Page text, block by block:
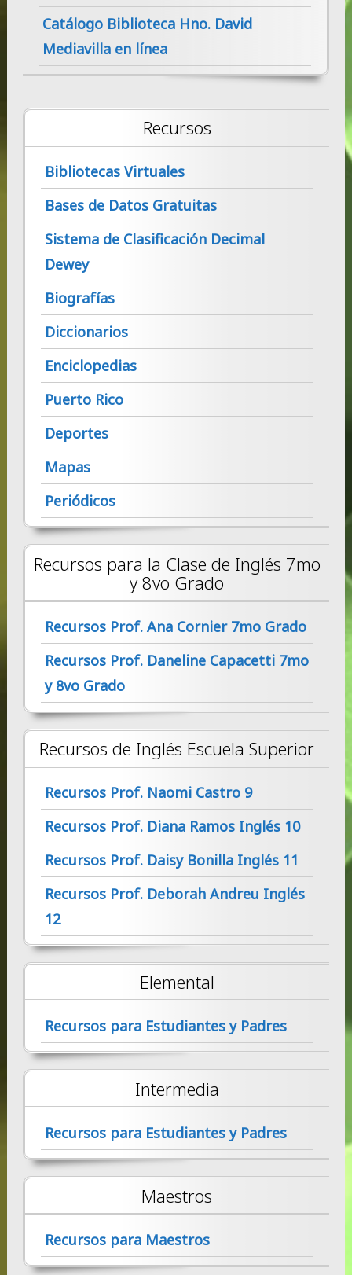
Catálogo Biblioteca Hno. David
Mediavilla en línea
Recursos
Bibliotecas Virtuales
Bases de Datos Gratuitas
Sistema de Clasificación Decimal
Dewey
Biografías
Diccionarios
Enciclopedias
Puerto Rico
Deportes
Mapas
Periódicos
Recursos para la Clase de Inglés 7mo
y 8vo Grado
Recursos Prof. Ana Cornier 7mo Grado
Recursos Prof. Daneline Capacetti 7mo
y 8vo Grado
Recursos de Inglés Escuela Superior
Recursos Prof. Naomi Castro 9
Recursos Prof. Diana Ramos Inglés 10
Recursos Prof. Daisy Bonilla Inglés 11
Recursos Prof. Deborah Andreu Inglés
12
Elemental
Recursos para Estudiantes y Padres
Intermedia
Recursos para Estudiantes y Padres
Maestros
Recursos para Maestros